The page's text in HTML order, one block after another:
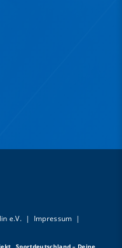
e.V. | Impressum |
„Sportdeutschland – Deine